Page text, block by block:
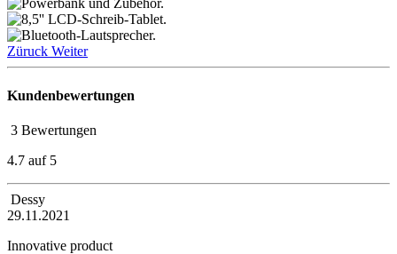
Züruck Weiter
Kundenbewertungen
3 Bewertungen
4.7 auf 5
Dessy
29.11.2021
Innovative product